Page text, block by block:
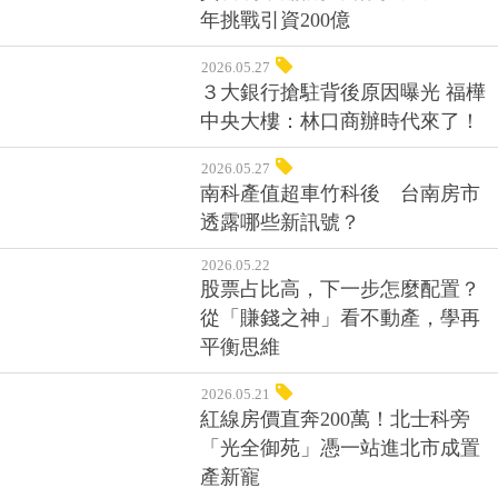
金額年增逾14%，支付場景趨於生
活化
2026.05.27
助新創乘勝追擊！經濟部推4大投
資新制，翻倍拉高配投比、2030
年挑戰引資200億
2026.05.27
３大銀行搶駐背後原因曝光 福樺
中央大樓：林口商辦時代來了！
2026.05.27
南科產值超車竹科後 台南房市
透露哪些新訊號？
2026.05.22
股票占比高，下一步怎麼配置？
從「賺錢之神」看不動產，學再